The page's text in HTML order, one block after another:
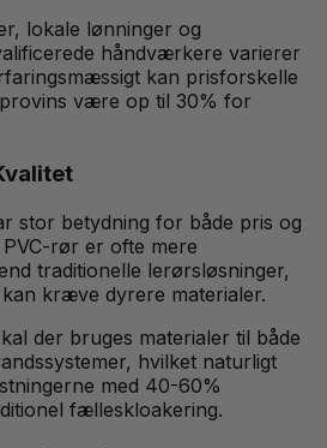
lokale lønninger og
håndværkere varierer
kan prisforskelle
være op til 30% for
stor betydning for både pris og
rør er ofte mere
traditionelle lerørsløsninger,
kræve dyrere materialer.
der bruges materialer til både
hvilket naturligt
med 40-60%
fælleskloakering.